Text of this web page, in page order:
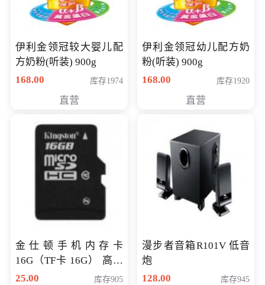
伊利金领冠较大婴儿配
方奶粉(听装) 900g
168.00
库存1974
直营
伊利金领冠幼儿配方奶
粉(听装) 900g
168.00
库存1920
直营
金仕顿手机内存卡
16G（TF卡 16G） 高速
卡 CLASS 10
25.00 库存905
漫步者音箱R101V 低音
炮
128.00
库存945